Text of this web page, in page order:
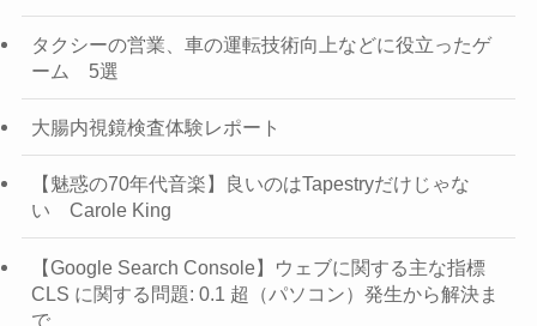
タクシーの営業、車の運転技術向上などに役立ったゲ
ーム 5選
大腸内視鏡検査体験レポート
【魅惑の70年代音楽】良いのはTapestryだけじゃな
い Carole King
【Google Search Console】ウェブに関する主な指標
CLS に関する問題: 0.1 超（パソコン）発生から解決ま
で